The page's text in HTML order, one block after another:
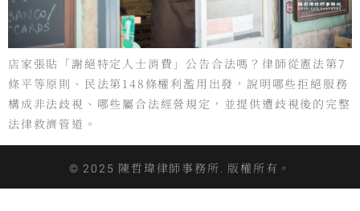
店家張貼「謝絕特定人士消費」公告合法嗎？律師從憲法第7
條平等原則、民法第148條權利濫用出發，說明哪些拒絕服務
構成非法歧視、哪些屬合法經營規定，並提供遭歧視後的完整
法律救濟管道。
© 2025 陳哲瑋律師事務所. 版權所有。